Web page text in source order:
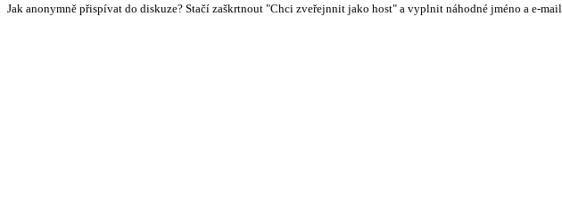
Jak anonymně přispívat do diskuze? Stačí zaškrtnout "Chci zveřejnnit jako host" a vyplnit náhodné jméno a e-mail